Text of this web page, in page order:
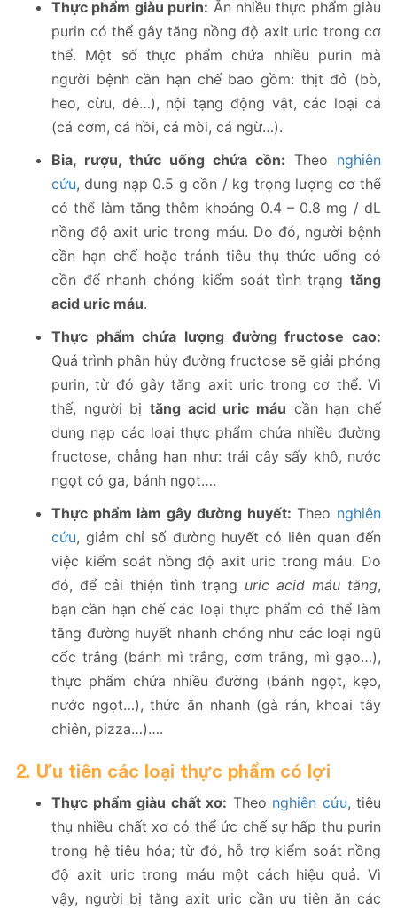
Thực phẩm giàu purin: Ăn nhiều thực phẩm giàu
purin có thể gây tăng nồng độ axit uric trong cơ
thể. Một số thực phẩm chứa nhiều purin mà
người bệnh cần hạn chế bao gồm: thịt đỏ (bò,
heo, cừu, dê…), nội tạng động vật, các loại cá
(cá cơm, cá hồi, cá mòi, cá ngừ…).
Bia, rượu, thức uống chứa cồn: Theo nghiên
cứu, dung nạp 0.5 g cồn / kg trọng lượng cơ thể
có thể làm tăng thêm khoảng 0.4 – 0.8 mg / dL
nồng độ axit uric trong máu. Do đó, người bệnh
cần hạn chế hoặc tránh tiêu thụ thức uống có
cồn để nhanh chóng kiểm soát tình trạng tăng
acid uric máu.
Thực phẩm chứa lượng đường fructose cao:
Quá trình phân hủy đường fructose sẽ giải phóng
purin, từ đó gây tăng axit uric trong cơ thể. Vì
thế, người bị tăng acid uric máu cần hạn chế
dung nạp các loại thực phẩm chứa nhiều đường
fructose, chẳng hạn như: trái cây sấy khô, nước
ngọt có ga, bánh ngọt….
Thực phẩm làm gây đường huyết: Theo nghiên
cứu, giảm chỉ số đường huyết có liên quan đến
việc kiểm soát nồng độ axit uric trong máu. Do
đó, để cải thiện tình trạng uric acid máu tăng,
bạn cần hạn chế các loại thực phẩm có thể làm
tăng đường huyết nhanh chóng như các loại ngũ
cốc trắng (bánh mì trắng, cơm trắng, mì gạo…),
thực phẩm chứa nhiều đường (bánh ngọt, kẹo,
nước ngọt…), thức ăn nhanh (gà rán, khoai tây
chiên, pizza…)….
2. Ưu tiên các loại thực phẩm có lợi
Thực phẩm giàu chất xơ: Theo nghiên cứu, tiêu
thụ nhiều chất xơ có thể ức chế sự hấp thu purin
trong hệ tiêu hóa; từ đó, hỗ trợ kiểm soát nồng
độ axit uric trong máu một cách hiệu quả. Vì
vậy, người bị tăng axit uric cần ưu tiên ăn các